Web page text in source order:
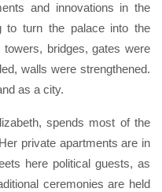
and innovations in the
to turn the palace into the
bridges, gates were
walls were strengthened.
as a city.
spends most of the
private apartments are in
here political guests, as
ceremonies are held